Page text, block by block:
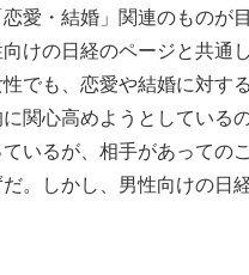
愛・結婚」関連のものが
けの日経のページと共通
でも、恋愛や結婚に対す
関心高めようとしている
いるが、相手があっての
。しかし、男性向けの日